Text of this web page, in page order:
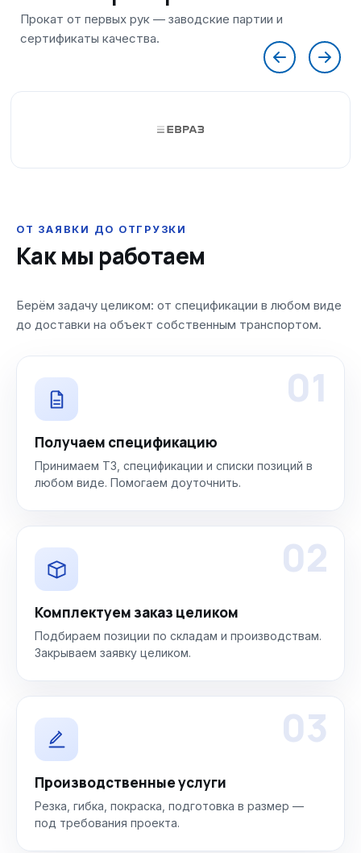
ОТ ЗАЯВКИ ДО ОТГРУЗКИ
Как мы работаем
Берём задачу целиком: от спецификации в любом виде
до доставки на объект собственным транспортом.
01
Получаем спецификацию
Принимаем ТЗ, спецификации и списки позиций в
любом виде. Помогаем доуточнить.
02
Комплектуем заказ целиком
Подбираем позиции по складам и производствам.
Закрываем заявку целиком.
03
Производственные услуги
Резка, гибка, покраска, подготовка в размер —
под требования проекта.